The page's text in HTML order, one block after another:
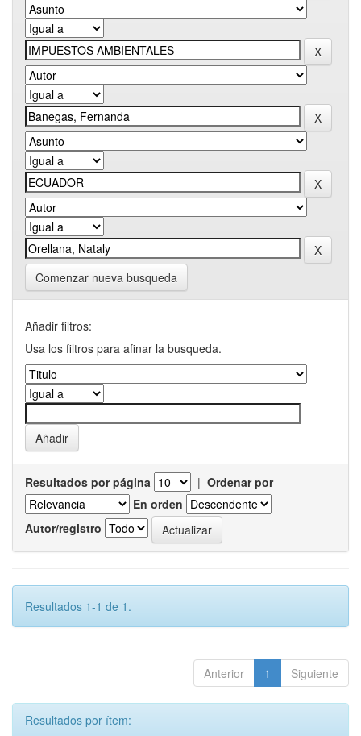
Comenzar nueva busqueda
Añadir filtros:
Usa los filtros para afinar la busqueda.
Resultados por página | Ordenar por
En orden
Autor/registro
Resultados 1-1 de 1.
Anterior 1 Siguiente
Resultados por ítem: